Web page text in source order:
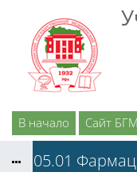
Перейти к основному
В начало Сайт
33.05.01